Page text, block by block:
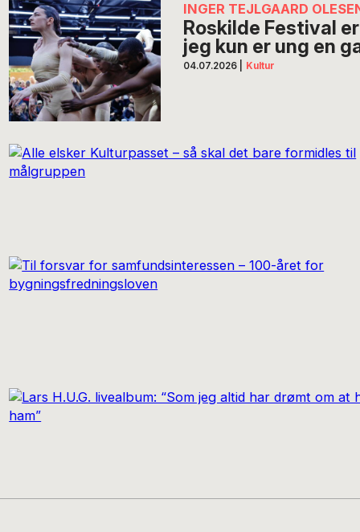
INGER TEJLGAARD
Roskilde Festival
jeg kun er ung en
04.07.2026 Kultur